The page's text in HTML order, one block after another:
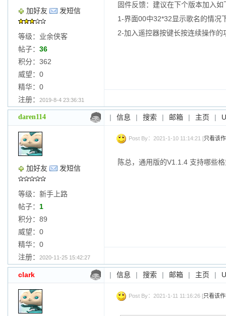
加好友 发短信
等级：业余侠客
帖子： 36
积分：362
威望：0
精华：0
注册：
2019-8-4 23:36:31
固件反馈：建议在下个版本加入如
1-界面00中32*32显示歌名的情况
2-加入遥控器按键长按连续操作
daren114 | 信息 | 搜索 | 邮箱 | 主页 |
加好友 发短信
等级：新手上路
帖子： 1
积分：89
威望：0
精华：0
注册：
2020-11-25 15:42:27
Post By：2021-1-10 11:14:21 [只看该
陈总，通用版的V1.1.4 支持哪些
clark | 信息 | 搜索 | 邮箱 | 主页 |
Post By：2021-1-11 11:16:26 [只看该